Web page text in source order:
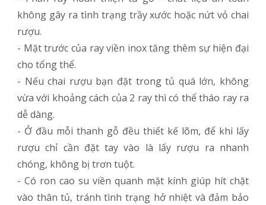
không gây ra tình trạng trầy xước hoặc nứt vỏ chai
rượu.
- Mặt trước của ray viền inox tăng thêm sự hiện đại
cho tổng thể.
- Nếu chai rượu bạn đặt trong tủ quá lớn, không
vừa với khoảng cách của 2 ray thì có thể tháo ray ra
dễ dàng.
- Ở đầu mỗi thanh gỗ đều thiết kế lõm, để khi lấy
rượu chỉ cần đặt tay vào là lấy rượu ra nhanh
chóng, không bị trơn tuột.
- Có ron cao su viền quanh mặt kính giúp hít chặt
vào thân tủ, tránh tình trạng hở nhiệt và đảm bảo